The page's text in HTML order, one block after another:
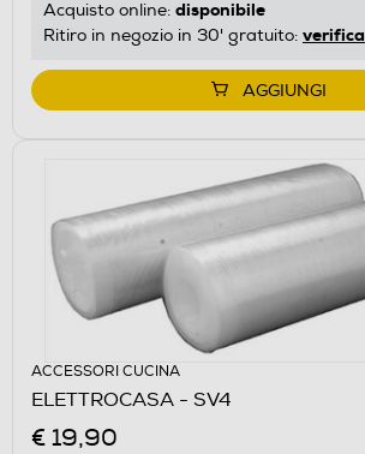
Acquisto online: disponibile
Ritiro in negozio in 30' gratuito: verifica
AGGIUNGI
ACCESSORI CUCINA
ELETTROCASA - SV4
€ 19,90